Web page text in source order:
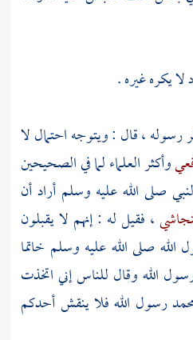
يكره غيره .
، قال : ويتوجه احتمال لا
وأكثر العلماء لما في الصحيحين
صلى الله عليه وسلم أراد أن
، فقيل له : إنهم لا يقبلون
الله صلى الله عليه وسلم خاتما
الله وقال للناس إني اتخذت
رسول الله فلا ينقش أحدكم